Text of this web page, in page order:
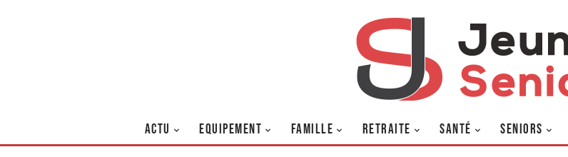
ACTU EQUIPEMENT FAMILLE RETRAITE SANTÉ SENIORS